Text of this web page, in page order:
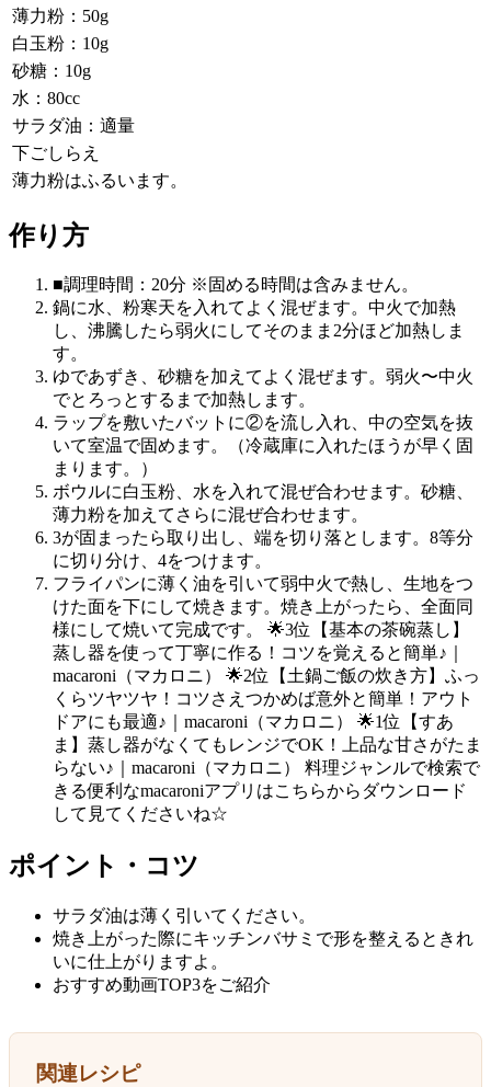
薄力粉：50g
白玉粉：10g
砂糖：10g
水：80cc
サラダ油：適量
下ごしらえ
薄力粉はふるいます。
作り方
■調理時間：20分 ※固める時間は含みません。
鍋に水、粉寒天を入れてよく混ぜます。中火で加熱
し、沸騰したら弱火にしてそのまま2分ほど加熱しま
す。
ゆであずき、砂糖を加えてよく混ぜます。弱火〜中火
でとろっとするまで加熱します。
ラップを敷いたバットに②を流し入れ、中の空気を抜
いて室温で固めます。（冷蔵庫に入れたほうが早く固
まります。）
ボウルに白玉粉、水を入れて混ぜ合わせます。砂糖、
薄力粉を加えてさらに混ぜ合わせます。
3が固まったら取り出し、端を切り落とします。8等分
に切り分け、4をつけます。
フライパンに薄く油を引いて弱中火で熱し、生地をつ
けた面を下にして焼きます。焼き上がったら、全面同
様にして焼いて完成です。 🌟3位【基本の茶碗蒸し】
蒸し器を使って丁寧に作る！コツを覚えると簡単♪｜
macaroni（マカロニ） 🌟2位【土鍋ご飯の炊き方】ふっ
くらツヤツヤ！コツさえつかめば意外と簡単！アウト
ドアにも最適♪｜macaroni（マカロニ） 🌟1位【すあ
ま】蒸し器がなくてもレンジでOK！上品な甘さがたま
らない♪｜macaroni（マカロニ） 料理ジャンルで検索で
きる便利なmacaroniアプリはこちらからダウンロード
して見てくださいね☆
ポイント・コツ
サラダ油は薄く引いてください。
焼き上がった際にキッチンバサミで形を整えるときれ
いに仕上がりますよ。
おすすめ動画TOP3をご紹介
関連レシピ